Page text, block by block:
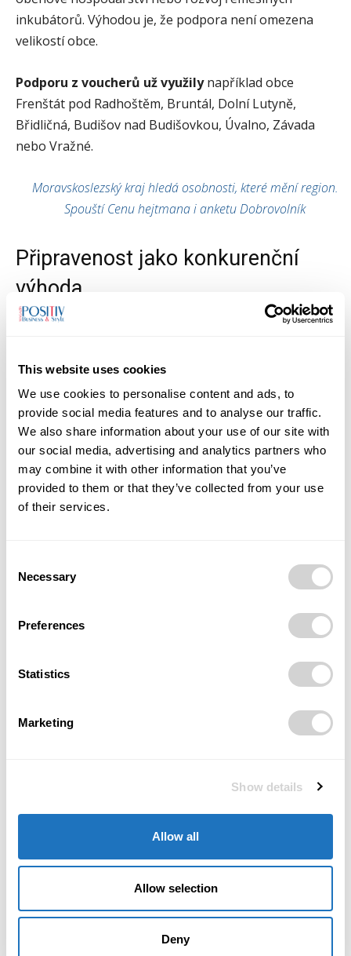
This website uses cookies
We use cookies to personalise content and ads, to
provide social media features and to analyse our traffic.
We also share information about your use of our site with
our social media, advertising and analytics partners who
may combine it with other information that you’ve
provided to them or that they’ve collected from your use
of their services.
Selection
Necessary
Preferences
Statistics
Marketing
Show details
Allow all
Allow selection
Deny
inkubátorů. Výhodou je, že podpora není omezena
velikostí obce.
Podporu z voucherů už využilynapříklad obce
Frenštát pod Radhoštěm, Bruntál, Dolní Lutyně,
Břidličná, Budišov nad Budišovkou, Úvalno, Závada
nebo Vražné.
Moravskoslezský kraj hledá osobnosti, které mění region.
Spouští Cenu hejtmana i anketu Dobrovolník
Připravenost jako konkurenční
výhoda
V době rostoucích nákladů na energie, modernizaci
připravenost stává strategickou výhodou. Nejde jen o
získání dotace, ale oschopnost obce dlouhodobě
plánovat svůj rozvoja reagovat na nové příležitosti.
Programy Moravskoslezského kraje tak nejsou pouze
finanční injekcí. Jsou investicí do budoucí připravenosti
regionu.
Úvodní obrázek vytvořila umělá inteligence.
Přímá linka Praha–Tchaj-pej:
Silný signál pro český byznys
Roland Hinterreiter povede
obloukovou pec